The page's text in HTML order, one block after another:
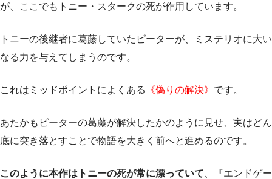
が、ここでもトニー・スタークの死が作用しています。
トニーの後継者に葛藤していたピーターが、ミステリオに大い
なる力を与えてしまうのです。
これはミッドポイントによくある 《偽りの解決》 です。
あたかもピーターの葛藤が解決したかのように見せ、実はどん
底に突き落とすことで物語を大きく前へと進めるのです。
このように本作はトニーの死が常に漂っていて 、『エンドゲー